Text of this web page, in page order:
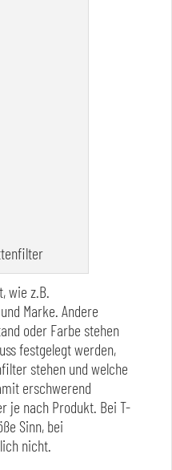
wie z.B.
Marke. Andere
oder Farbe stehen
festgelegt werden,
stehen und welche
erschwerend
je nach Produkt. Bei T-
Sinn, bei
nicht.